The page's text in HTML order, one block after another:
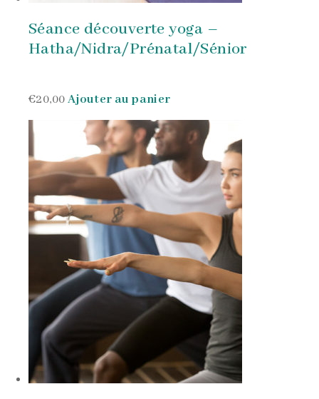
Séance découverte yoga –
Hatha/Nidra/Prénatal/Sénior
€20,00Ajouter au panier